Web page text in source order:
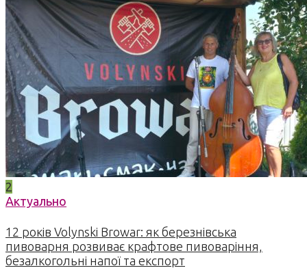
2
Актуально
12 років Volynski Browar: як березнівська
пивоварня розвиває крафтове пивоваріння,
безалкогольні напої та експорт